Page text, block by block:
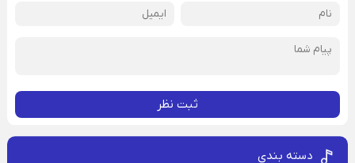
ثبت نظر
دسته بندی